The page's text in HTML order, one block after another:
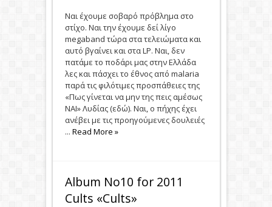
Nαι έχουμε σοβαρό πρόβλημα στο
στίχο. Ναι την έχουμε δεί λίγο
megaband τώρα στα τελειώματα και
αυτό βγαίνει και στα LP. Ναι, δεν
πατάμε το ποδάρι μας στην Ελλάδα
λες και πάσχει το έθνος από malaria
παρά τις φιλότιμες προσπάθειες της
«Πως γίνεται να μην της πεις αμέσως
ΝΑΙ» Λυδίας (εδώ). Ναι, ο πήχης έχει
ανέβει με τις προηγούμενες δουλειές
... Read More »
Album Νο10 for 2011
Cults «Cults»